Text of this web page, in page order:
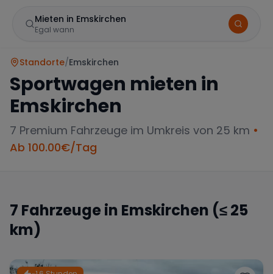
Mieten in Emskirchen
Egal wann
Standorte/Emskirchen
Sportwagen mieten in
Emskirchen
7 Premium Fahrzeuge im Umkreis von 25 km •
Ab 100.00€/Tag
7 Fahrzeuge in Emskirchen (≤ 25
km)